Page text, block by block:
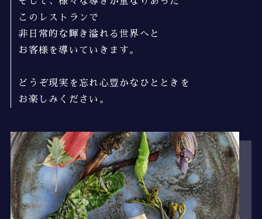
このレストランで
非日常的な輝き溢れる世界へと
お客様を導いていきます。
どうぞ現実を忘れ心豊かなひとときを
お楽しみください。